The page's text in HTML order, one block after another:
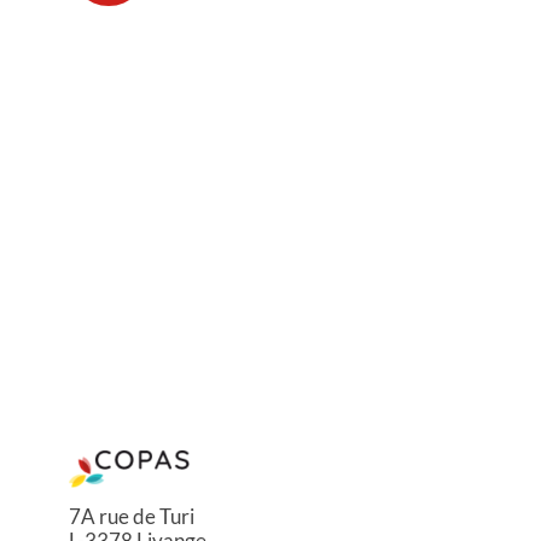
7A rue de Turi